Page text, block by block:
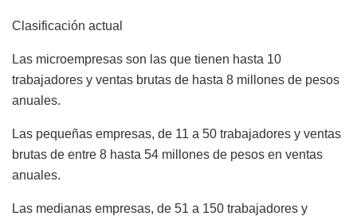
Clasificación actual
Las microempresas son las que tienen hasta 10
trabajadores y ventas brutas de hasta 8 millones de pesos
anuales.
Las pequeñas empresas, de 11 a 50 trabajadores y ventas
brutas de entre 8 hasta 54 millones de pesos en ventas
anuales.
Las medianas empresas, de 51 a 150 trabajadores y